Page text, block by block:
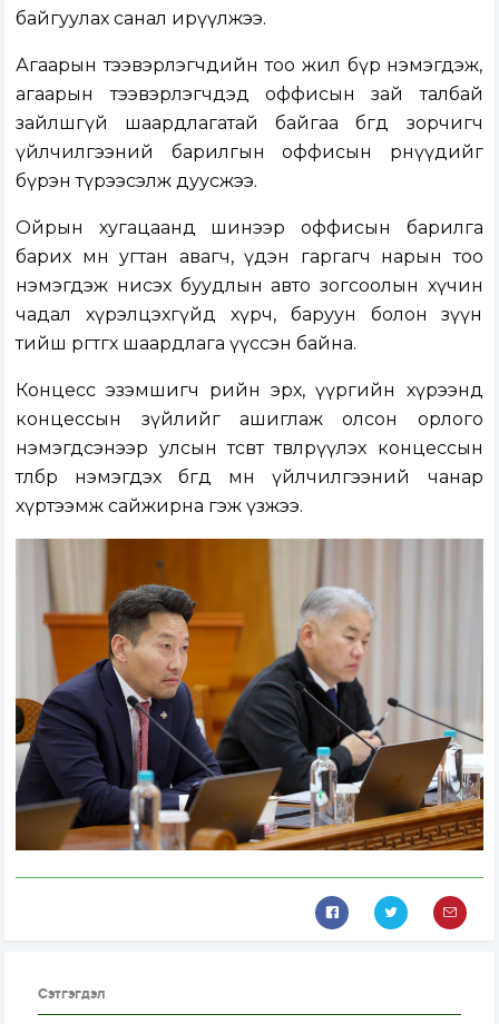
байгуулах санал ирүүлжээ.
Агаарын тээвэрлэгчдийн тоо жил бүр нэмэгдэж,
агаарын тээвэрлэгчдэд оффисын зай талбай
зайлшгүй шаардлагатай байгаа бөгөөд зорчигч
үйлчилгээний барилгын оффисын өрөөнүүдийг
бүрэн түрээсэлж дуусжээ.
Ойрын хугацаанд шинээр оффисын барилга
барих мөн угтан авагч, үдэн гаргагч нарын тоо
нэмэгдэж нисэх буудлын авто зогсоолын хүчин
чадал хүрэлцэхгүйд хүрч, баруун болон зүүн
тийш өргөтгөх шаардлага үүссэн байна.
Концесс эзэмшигч өөрийн эрх, үүргийн хүрээнд
концессын зүйлийг ашиглаж олсон орлого
нэмэгдсэнээр улсын төсөвт төвлөрүүлэх концессын
төлбөр нэмэгдэх бөгөөд мөн үйлчилгээний чанар
хүртээмж сайжирна гэж үзжээ.
Сэтгэгдэл